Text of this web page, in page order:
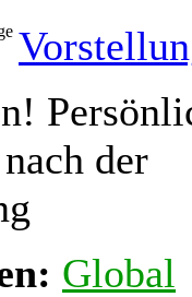
der
Global